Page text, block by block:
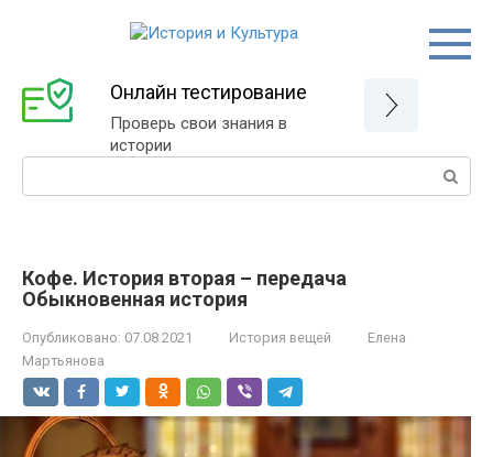
Онлайн тестирование
Проверь свои знания в
истории
Поиск:
Кофе. История вторая – передача
Обыкновенная история
Опубликовано: 07.08.2021 История вещей
Елена
Мартьянова